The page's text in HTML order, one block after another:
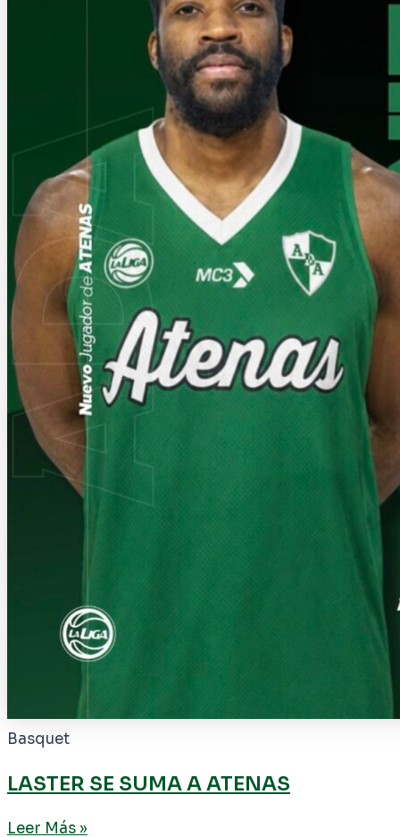
Basquet
LASTER SE SUMA A ATENAS
Leer Más »